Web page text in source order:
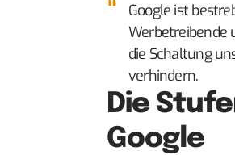
Google ist
Werbetreibende
die Schaltung
verhindern.
Die
Google